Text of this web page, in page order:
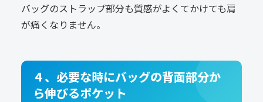
バッグのストラップ部分も質感がよくてかけても肩
が痛くなりません。
４、必要な時にバッグの背面部分か
ら伸びるポケット